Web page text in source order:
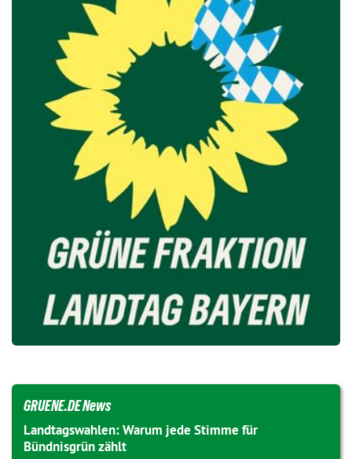
GRUENE.DE News
Landtagswahlen: Warum jede Stimme für
Bündnisgrün zählt